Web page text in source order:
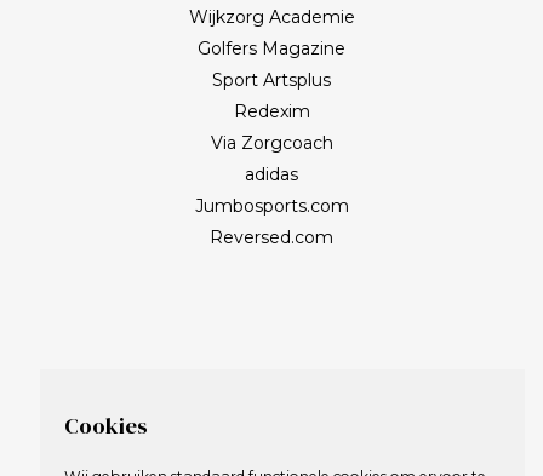
Wijkzorg Academie
Golfers Magazine
Sport Artsplus
Redexim
Via Zorgcoach
adidas
Jumbosports.com
Reversed.com
Cookies